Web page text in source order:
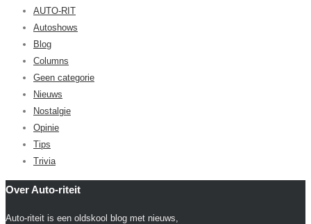
AUTO-RIT
Autoshows
Blog
Columns
Geen categorie
Nieuws
Nostalgie
Opinie
Tips
Trivia
Over Auto-riteit
Auto-riteit is een oldskool blog met nieuws,